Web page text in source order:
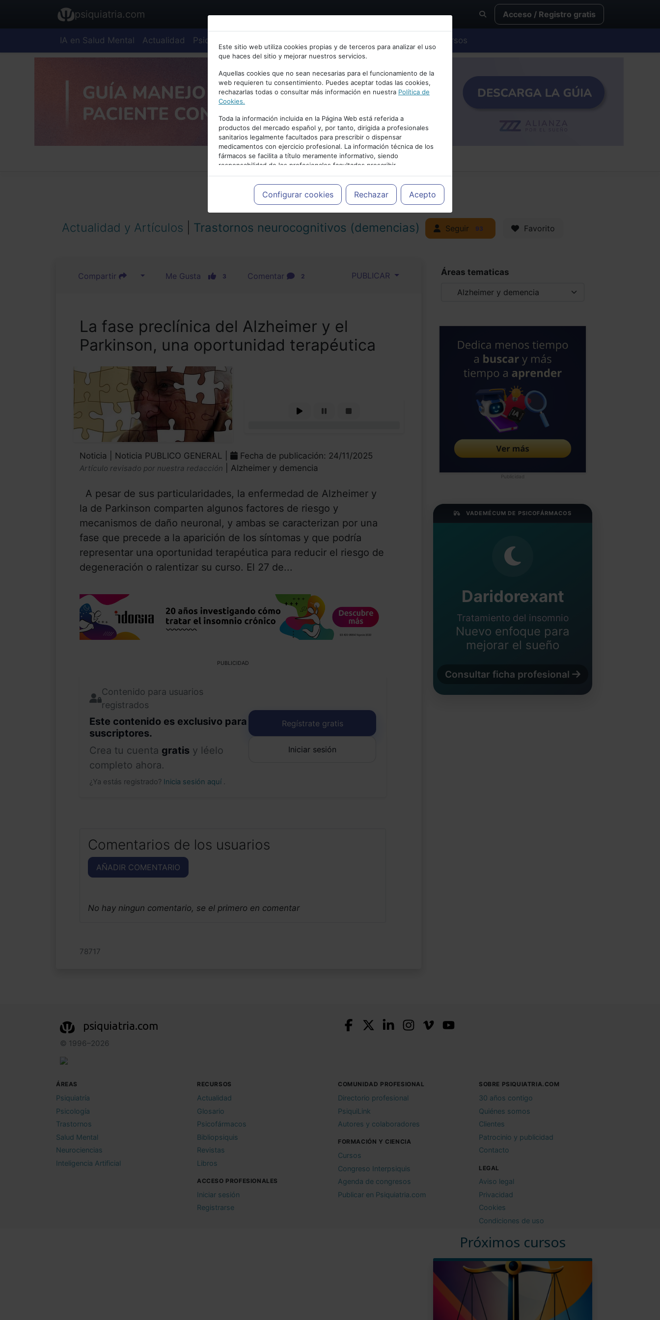
Bienvenid@ a psiquiatria.com
Escribe tu Email
Accede o regístrate con tu email.
Cancelar
psiquiatria.com Acceso / Registro gratis
IA en Salud Mental Actualidad Psiquiatría Cursos
Este sitio web utiliza cookies propias y de terceros para analizar el uso
que haces del sitio y mejorar nuestros servicios.
Aquellas cookies que no sean necesarias para el funcionamiento de la
web requieren tu consentimiento. Puedes aceptar todas las cookies,
rechazarlas todas o consultar más información en nuestra Política de
Cookies.
Toda la información incluida en la Página Web está referida a
productos del mercado español y, por tanto, dirigida a profesionales
sanitarios legalmente facultados para prescribir o dispensar
medicamentos con ejercicio profesional. La información técnica de los
fármacos se facilita a título meramente informativo, siendo
responsabilidad de los profesionales facultados prescribir
medicamentos y decidir, en cada caso concreto, el tratamiento más
adecuado a las necesidades del paciente.
Configurar cookies Rechazar Acepto
PUBLICIDAD
Actualidad y Artículos Trastornos neurocognitivos (demencias) Seguir 93 Favorito
Compartir Me Gusta 3 Comentar 2 PUBLICAR
La fase preclínica del Alzheimer y el
Parkinson, una oportunidad terapéutica
Noticia | Noticia PUBLICO GENERAL | Fecha de publicación: 24/11/2025
Artículo revisado por nuestra redacción | Alzheimer y demencia
A pesar de sus particularidades, la enfermedad de Alzheimer y
la de Parkinson comparten algunos factores de riesgo y
mecanismos de daño neuronal, y ambas se caracterizan por una
fase que precede a la aparición de los síntomas y que podría
representar una oportunidad terapéutica para reducir el riesgo de
degeneración o ralentizar su curso. El 27 de...
PUBLICIDAD
Contenido para usuarios
registrados
Este contenido es exclusivo para
suscriptores.
Crea tu cuenta gratis y léelo
completo ahora.
¿Ya estás registrado? Inicia sesión aquí .
Regístrate gratis
Iniciar sesión
Comentarios de los usuarios
AÑADIR COMENTARIO
No hay ningun comentario, se el primero en comentar
78717
Áreas tematicas
Publicidad
VADEMÉCUM DE PSICOFÁRMACOS
Daridorexant
Tratamiento del insomnio
Nuevo enfoque para
mejorar el sueño
Consultar ficha profesional
Próximos cursos
psiquiatria.com
© 1996–2026
ÁREAS
Psiquiatría
Psicología
Trastornos
Salud Mental
Neurociencias
Inteligencia Artificial
RECURSOS
Actualidad
Glosario
Psicofármacos
Bibliopsiquis
Revistas
Libros
ACCESO PROFESIONALES
Iniciar sesión
Registrarse
COMUNIDAD PROFESIONAL
Directorio profesional
PsiquiLink
Autores y colaboradores
FORMACIÓN Y CIENCIA
Cursos
Congreso Interpsiquis
Agenda de congresos
Publicar en Psiquiatria.com
SOBRE PSIQUIATRIA.COM
30 años contigo
Quiénes somos
Clientes
Patrocinio y publicidad
Contacto
LEGAL
Aviso legal
Privacidad
Cookies
Condiciones de uso